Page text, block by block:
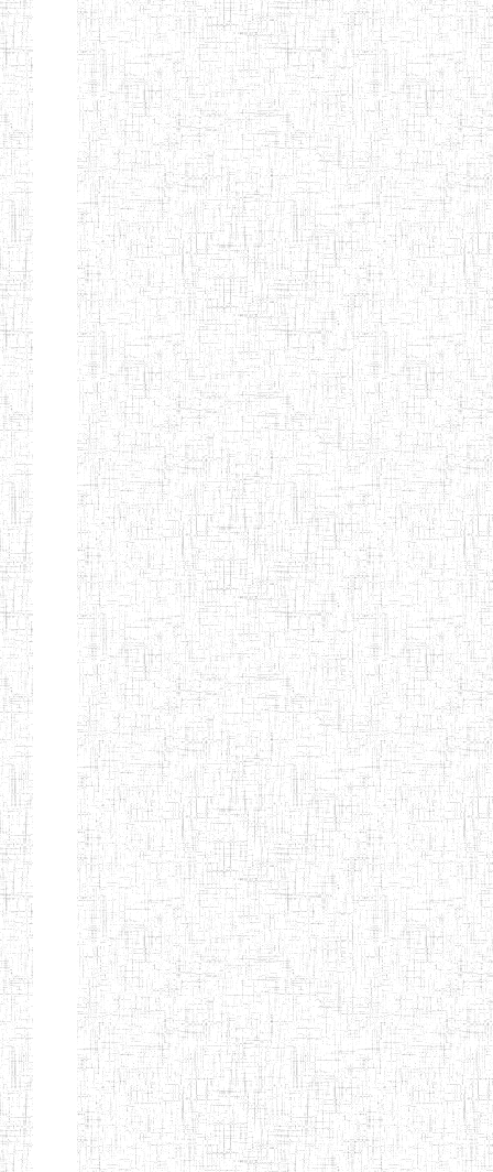
Afficher Page 4 sur 13 Total: 307
Début Préc. 1 2 3 4 5
6
Suivant
Fin
NANFAH
ENPIEG TERESA
JANE
14/03/2014 ENIEG
ENIEG
MODERNE
SAINTE MARIE
04/08/2010 ENIEG
ENIEG PRIVEE
BILINGUE LES
BOSONS
04/08/2010 ENIEG
ENIEG BILINGUE
LE NORMALIEN
CITOYEN
01/08/2014 ENIEG
ENIEG BILINGUE
CLAIRE
FONTAINE
03/10/2012 ENIEG
Etablissements
d'enseignement
secondaire
technique
et
professionnel